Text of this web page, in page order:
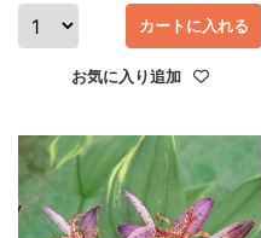
カートに入れる
お気に入り追加